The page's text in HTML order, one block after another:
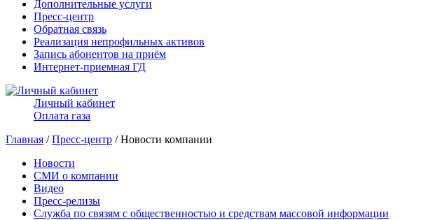
Дополнительные услуги
Пресс-центр
Обратная связь
Реализация непрофильных активов
Запись абонентов на приём
Интернет-приемная ГД
Личный кабинет
Оплата газа
Главная /Пресс-центр / Новости компании
Новости
СМИ о компании
Видео
Пресс-релизы
Служба по связям с общественностью и средствам массовой информации